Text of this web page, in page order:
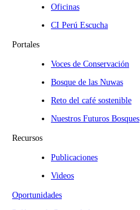
Oficinas
CI Perú Escucha
Portales
Voces de Conservación
Bosque de las Nuwas
Reto del café sostenible
Nuestros Futuros Bosques
Recursos
Publicaciones
Videos
Oportunidades